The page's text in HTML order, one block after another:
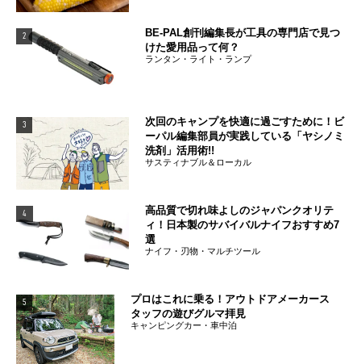
2
BE-PAL創刊編集長が工具の専門店で見つ
けた愛用品って何？
ランタン・ライト・ランプ
3
次回のキャンプを快適に過ごすために！ビ
ーパル編集部員が実践している「ヤシノミ
洗剤」活用術!!
サスティナブル＆ローカル
4
高品質で切れ味よしのジャパンクオリテ
ィ！日本製のサバイバルナイフおすすめ7
選
ナイフ・刃物・マルチツール
5
プロはこれに乗る！アウトドアメーカース
タッフの遊びグルマ拝見
キャンピングカー・車中泊